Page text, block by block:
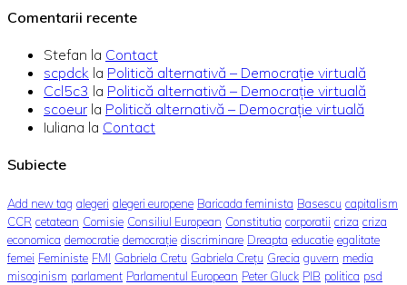
Comentarii recente
Stefan la Contact
scpdck la Politică alternativă – Democraţie virtuală
Ccl5c3 la Politică alternativă – Democraţie virtuală
scoeur la Politică alternativă – Democraţie virtuală
Iuliana la Contact
Subiecte
Add new tag alegeri alegeri europene Baricada feminista Basescu capitalism
CCR cetatean Comisie Consiliul European Constitutia corporatii criza criza
economica democratie democrație discriminare Dreapta educatie egalitate
femei Feministe FMI Gabriela Cretu Gabriela Crețu Grecia guvern media
misoginism parlament Parlamentul European Peter Gluck PIB politica psd